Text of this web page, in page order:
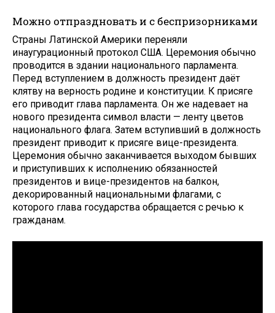
Можно отпраздновать и с беспризорниками
Страны Латинской Америки переняли
инаугурационный протокол США. Церемония обычно
проводится в здании национального парламента.
Перед вступлением в должность президент даёт
клятву на верность родине и конституции. К присяге
его приводит глава парламента. Он же надевает на
нового президента символ власти — ленту цветов
национального флага. Затем вступивший в должность
президент приводит к присяге вице-президента.
Церемония обычно заканчивается выходом бывших
и приступивших к исполнению обязанностей
президентов и вице-президентов на балкон,
декорированный национальными флагами, с
которого глава государства обращается с речью к
гражданам.